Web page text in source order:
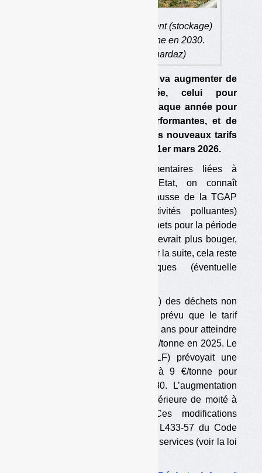
La TGAP sur l’enfouissement (stockage)
devrait atteindre 85 €/tonne en 2030.
(photo : Olivier Guichardaz)
Le tarif pour l’enfouissement va augmenter de
4 €/tonne chaque année, celui pour
l’incinération de 1 €/tonne chaque année pour
les installations les plus performantes, et de
4 €/tonne pour les autres. Les nouveaux tarifs
seront applicables à partir du 1er mars 2026.
Après les péripéties parlementaires liées à
l’adoption du budget de l’Etat, on connaît
maintenant le calendrier de hausse de la TGAP
(taxe générale sur les activités polluantes)
applicable à la gestion des déchets pour la période
2026-2030. Ce calendrier ne devrait plus bouger,
au moins pour cette année. Pour la suite, cela reste
soumis aux aléas politiques (éventuelle
Pour l’enfouissement (stockage) des déchets non
dangereux (DND), il est donc prévu que le tarif
augmente de 4 €/tonne tous les ans pour atteindre
85 €/tonne en 2030, contre 65 €/tonne en 2025. Le
projet de loi de finances (PLF) prévoyait une
augmentation annuelle de 7 à 9 €/tonne pour
atteindre 105 €/tonne en 2030. L’augmentation
retenue est donc finalement inférieure de moité à
celle prévue initialement. Ces modifications
figureront dans le futur article L433-57 du Code
des impositions sur les biens et services (voir la loi